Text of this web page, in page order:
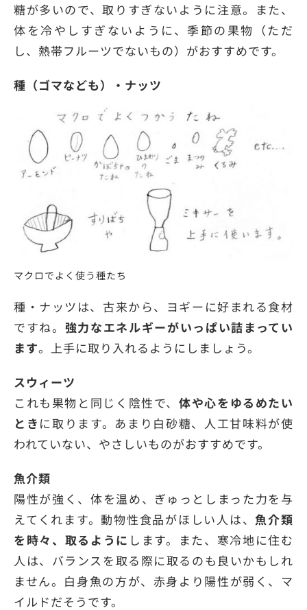
糖が多いので、取りすぎないように注意。また、
体を冷やしすぎないように、季節の果物（ただ
し、熱帯フルーツでないもの）がおすすめです。
種（ゴマなども）・ナッツ
マクロでよく使う種たち
種・ナッツは、古来から、ヨギーに好まれる食材
ですね。 強力なエネルギーがいっぱい詰まってい
ます。上手に取り入れるようにしましょう。
スウィーツ
これも果物と同じく陰性で、体や心をゆるめたい
とき に取ります。あまり白砂糖、人工甘味料が使
われていない、やさしいものがおすすめです。
魚介類
陽性が強く、体を温め、ぎゅっとしまった力を与
えてくれます。動物性食品がほしい人は、魚介類
を時々、取るように します。また、寒冷地に住む
人は、バランスを取る際に取るのも良いかもしれ
ません。白身魚の方が、赤身より陽性が弱く、マ
イルドだそうです。